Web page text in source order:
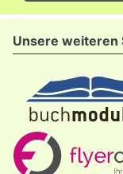
Unsere weiteren